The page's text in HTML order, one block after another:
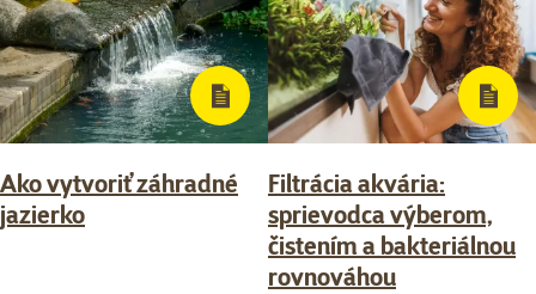
Ako vytvoriť záhradné
jazierko
Filtrácia akvária:
sprievodca výberom,
čistením a bakteriálnou
rovnováhou